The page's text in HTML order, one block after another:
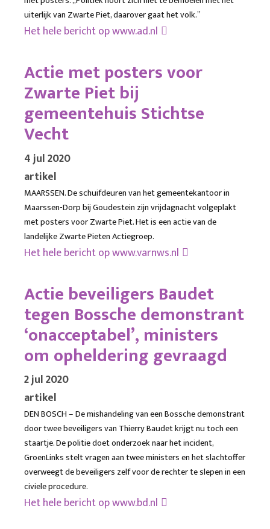
uiterlijk van Zwarte Piet, daarover gaat het volk.”
Het hele bericht opwww.ad.nl
Actie met posters voor
Zwarte Piet bij
gemeentehuis Stichtse
Vecht
4 jul 2020
artikel
MAARSSEN. De schuifdeuren van het gemeentekantoor in
Maarssen-Dorp bij Goudestein zijn vrijdagnacht volgeplakt
met posters voor Zwarte Piet. Het is een actie van de
landelijke Zwarte Pieten Actiegroep.
Het hele bericht opwww.varnws.nl
Actie beveiligers Baudet
tegen Bossche demonstrant
‘onacceptabel’, ministers
om opheldering gevraagd
2 jul 2020
artikel
DEN BOSCH – De mishandeling van een Bossche demonstrant
door twee beveiligers van Thierry Baudet krijgt nu toch een
staartje. De politie doet onderzoek naar het incident,
GroenLinks stelt vragen aan twee ministers en het slachtoffer
overweegt de beveiligers zelf voor de rechter te slepen in een
civiele procedure.
Het hele bericht opwww.bd.nl